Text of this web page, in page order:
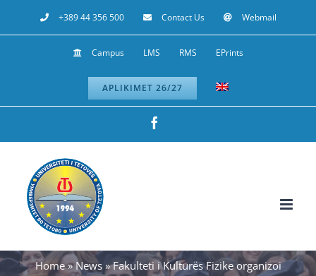
to
+389 44 356 500 Contact Us Webmail
Campus LMS RMS EPrints
APLIKIMET 26/27
Home»News»Fakulteti i Kulturës Fizike organizoi